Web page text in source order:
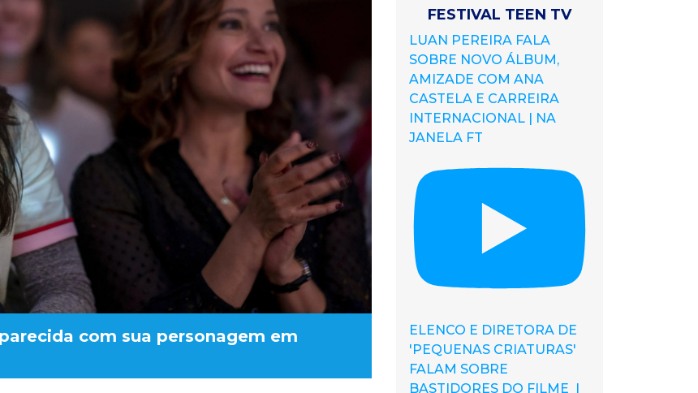
com sua personagem em
FESTIVAL TEEN TV
LUAN PEREIRA FALA
SOBRE NOVO ÁLBUM,
AMIZADE COM ANA
CASTELA E CARREIRA
INTERNACIONAL | NA
JANELA FT
ELENCO E DIRETORA DE
'PEQUENAS CRIATURAS'
FALAM SOBRE
BASTIDORES DO FILME |